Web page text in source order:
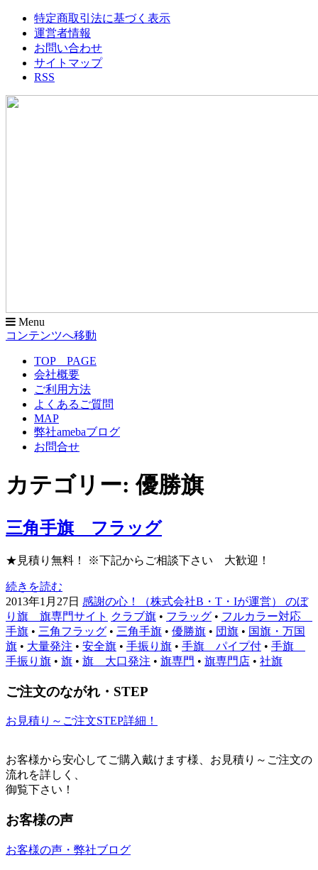
特定商取引法に基づく表示
運営者情報
お問い合わせ
サイトマップ
RSS
のぼり旗専門サイト-感謝の心！
のぼり旗作成なら フルカラー対応 完全データ入稿 防炎
Menu
コンテンツへ移動
TOP PAGE
会社概要
ご利用方法
よくあるご質問
MAP
弊社amebaブログ
お問合せ
カテゴリー:優勝旗
三角手旗 フラッグ
★見積り無料！ ※下記からご相談下さい 大歓迎！
続きを読む
2013年1月27日 感謝の心！（株式会社B・T・Iが運営） のぼ
り旗 旗専門サイト クラブ旗 • フラッグ • フルカラー対応
手旗 • 三角フラッグ • 三角手旗 • 優勝旗 • 団旗 • 国旗・万国
旗 • 大量発注 • 安全旗 • 手振り旗 • 手旗 パイプ付 • 手旗
手振り旗 • 旗 • 旗 大口発注 • 旗専門 • 旗専門店 • 社旗
ご注文のながれ・STEP
お見積り～ご注文STEP詳細！
お客様から安心してご購入戴けます様、お見積り～ご注文の
流れを詳しく、
御覧下さい！
お客様の声
お客様の声・弊社ブログ